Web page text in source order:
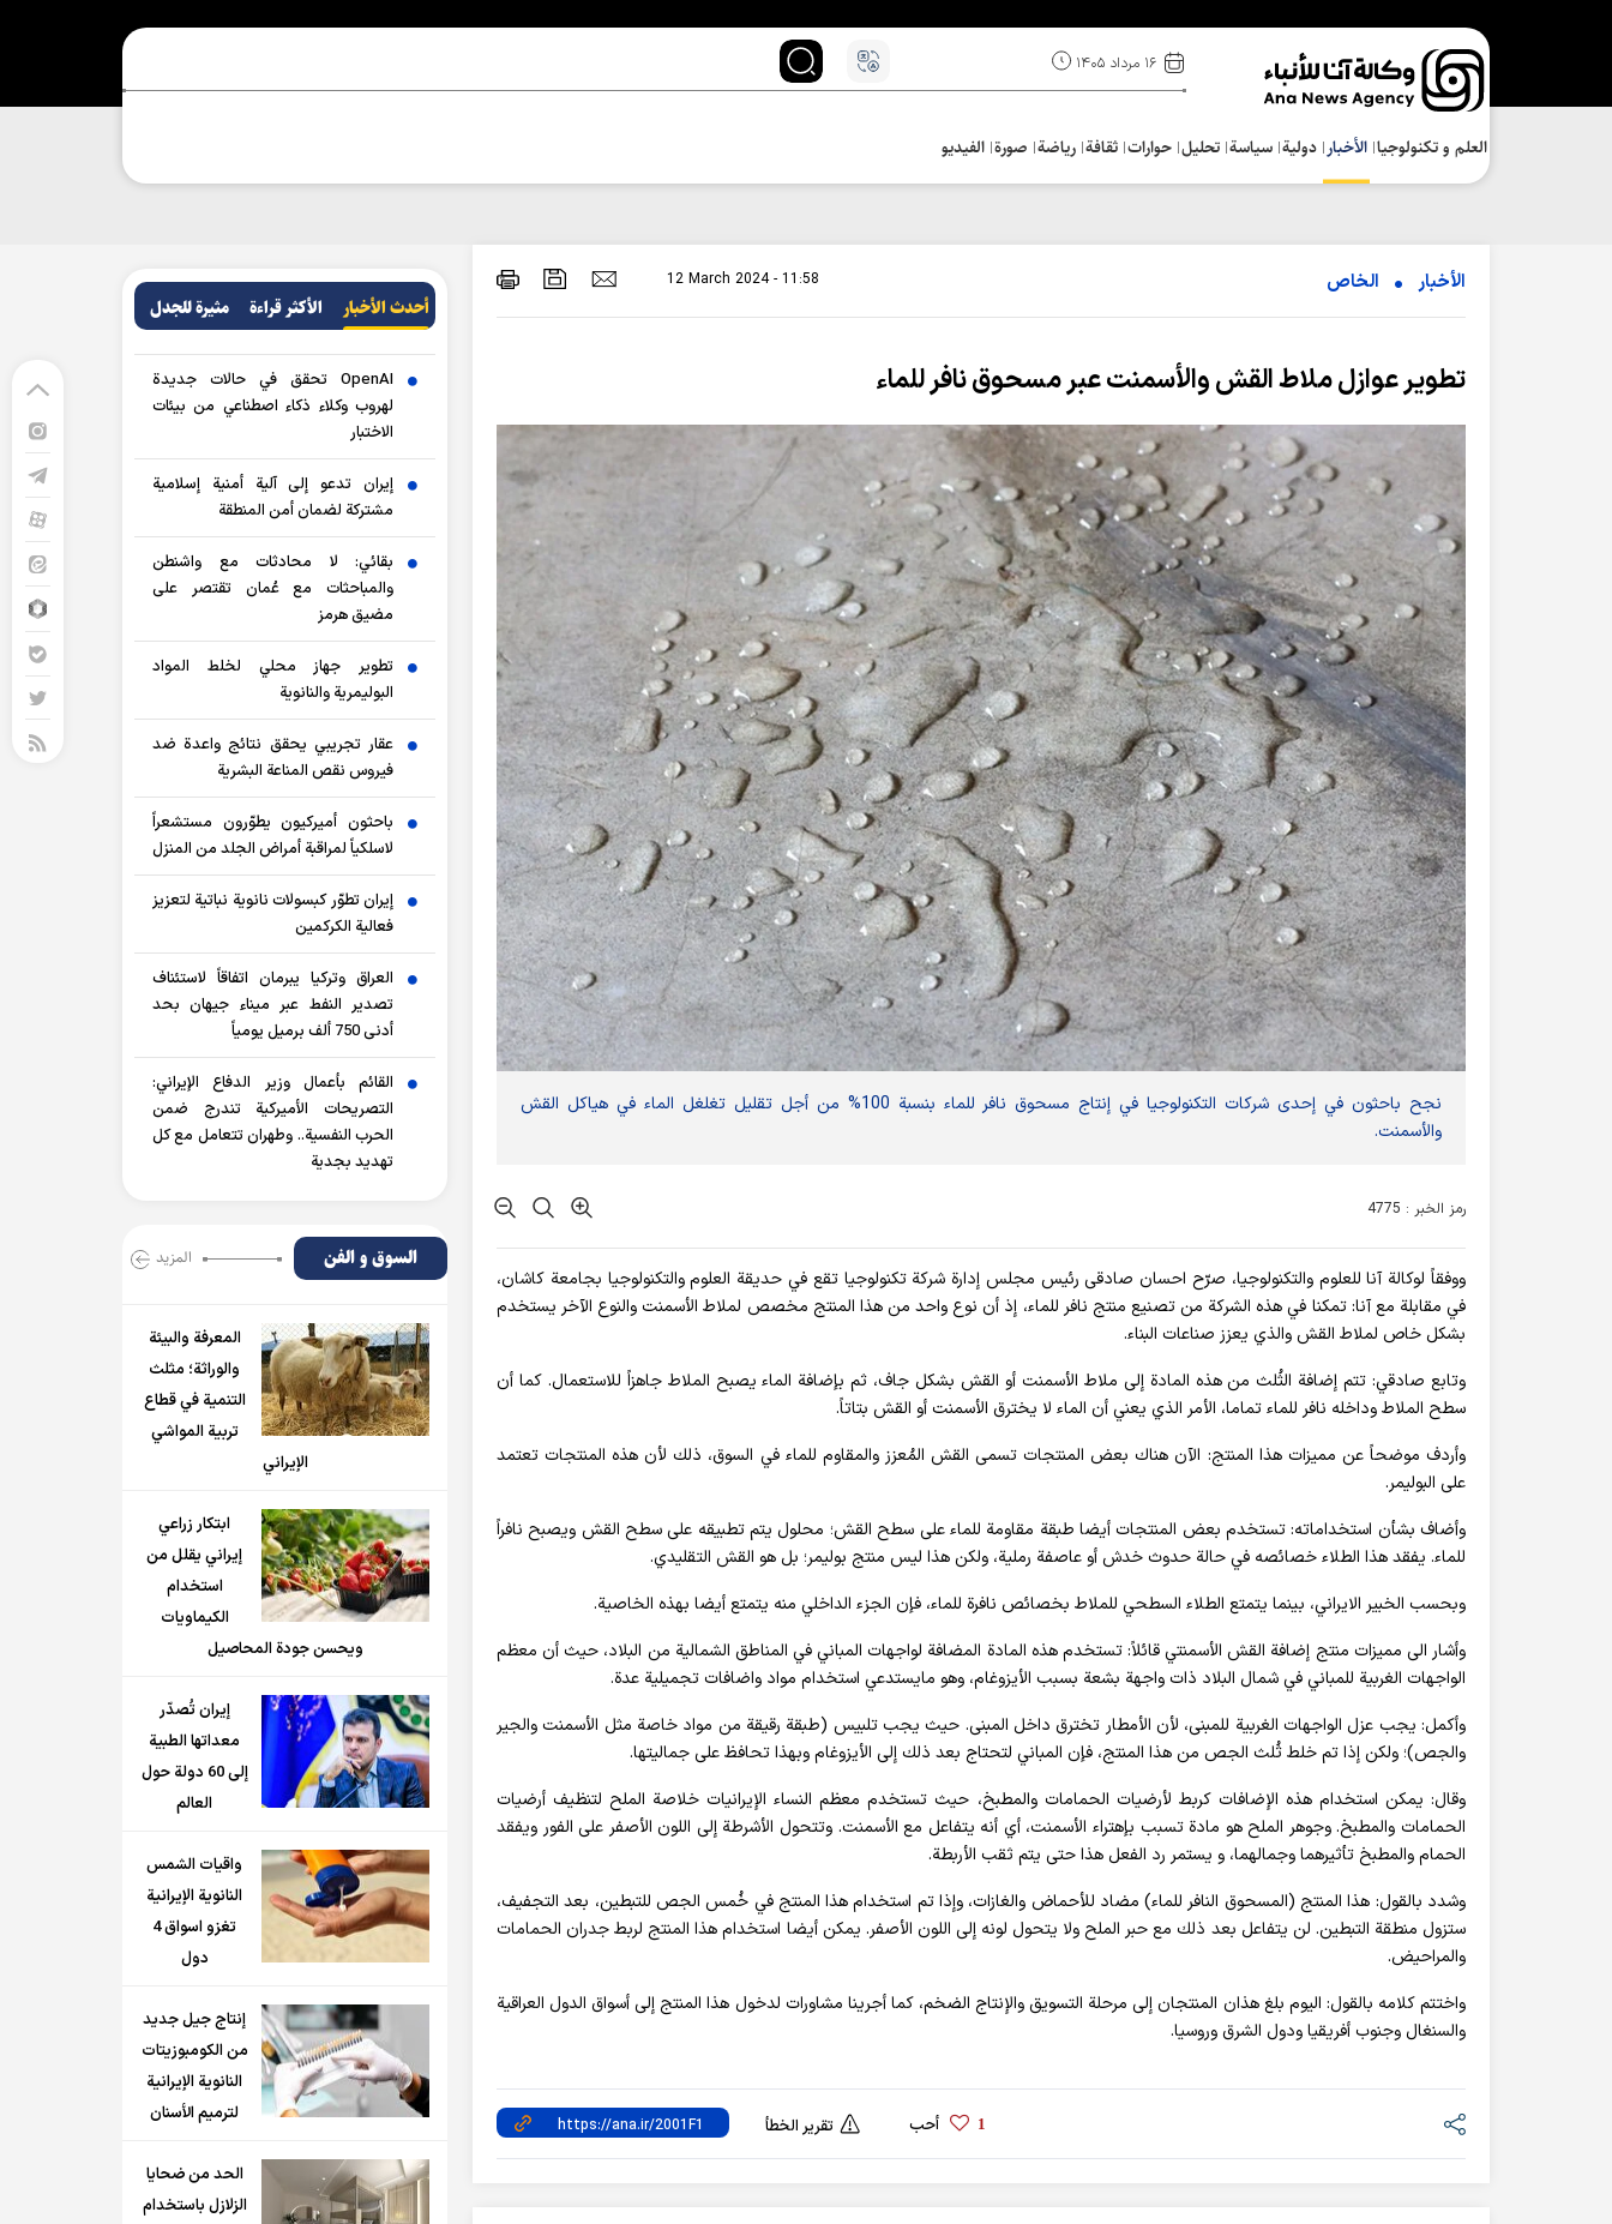
۱۶ مرداد ۱۴۰۵
العلم و تکنولوجیا الأخبار دولية سياسة تحلیل حوارات ثقافة رياضة صورة الفيديو
الأخبار الخاص 12 March 2024 - 11:58
تطوير عوازل ملاط ​​​​القش والأسمنت عبر مسحوق نافر للماء
نجح باحثون في إحدى شركات التكنولوجيا في إنتاج مسحوق نافر للماء بنسبة 100% من أجل تقليل تغلغل الماء في هياكل القش
والأسمنت.
رمز الخبر : 4775
ووفقاً لوكالة آنا للعلوم والتكنولوجيا، صرّح احسان صادقی رئيس مجلس إدارة شركة تكنولوجيا تقع في حديقة العلوم والتكنولوجيا بجامعة كاشان،
في مقابلة مع آنا: تمكنا في هذه الشركة من تصنيع منتج نافر للماء، إذ أن نوع واحد من هذا المنتج مخصص لملاط الأسمنت والنوع الآخر يستخدم
بشكل خاص لملاط القش والذي يعزز صناعات البناء.
وتابع صادقي: تتم إضافة الثُلث من هذه المادة إلى ملاط ​​الأسمنت أو القش بشكل جاف، ثم بإضافة الماء يصبح الملاط جاهزاً للاستعمال. كما أن
سطح الملاط وداخله نافر للماء تماما، الأمر الذي يعني أن الماء لا يخترق الأسمنت أو القش بتاتاً.
وأردف موضحاً عن مميزات هذا المنتج: الآن هناك بعض المنتجات تسمى القش المُعزز والمقاوم للماء في السوق، ذلك لأن هذه المنتجات تعتمد
على البوليمر.
وأضاف بشأن استخداماته: تستخدم بعض المنتجات أيضا طبقة مقاومة للماء على سطح القش؛ محلول يتم تطبيقه على سطح القش ويصبح نافراً
للماء. يفقد هذا الطلاء خصائصه في حالة حدوث خدش أو عاصفة رملية، ولكن هذا ليس منتج بوليمر؛ بل هو القش التقليدي.
وبحسب الخبير الايراني، بينما يتمتع الطلاء السطحي للملاط بخصائص نافرة للماء، فإن الجزء الداخلي منه يتمتع أيضا بهذه الخاصية.
وأشار الى مميزات منتج إضافة القش الأسمنتي قائلاً: تستخدم هذه المادة المضافة لواجهات المباني في المناطق الشمالية من البلاد، حيث أن معظم
الواجهات الغربية للمباني في شمال البلاد ذات واجهة بشعة بسبب الأيزوغام، وهو مايستدعي استخدام مواد واضافات تجميلية عدة.
وأكمل: يجب عزل الواجهات الغربية للمبنى، لأن الأمطار تخترق داخل المبنى. حيث يجب تلبيس (طبقة رقيقة من مواد خاصة مثل الأسمنت والجير
والجص)؛ ولكن إذا تم خلط ثُلث الجص من هذا المنتج، فإن المباني لتحتاج بعد ذلك إلى الأيزوغام وبهذا تحافظ على جماليتها.
وقال: يمكن استخدام هذه الإضافات كربط لأرضيات الحمامات والمطبخ، حيث تستخدم معظم النساء الإيرانيات خلاصة الملح لتنظيف أرضيات
الحمامات والمطبخ. وجوهر الملح هو مادة تسبب بإهتراء الأسمنت، أي أنه يتفاعل مع الأسمنت. وتتحول الأشرطة إلى اللون الأصفر على الفور ويفقد
الحمام والمطبخ تأثيرهما وجمالهما، و يستمر رد الفعل هذا حتى يتم ثقب الأربطة.
وشدد بالقول: هذا المنتج (المسحوق النافر للماء) مضاد للأحماض والغازات، وإذا تم استخدام هذا المنتج في خُمس الجص للتبطين، بعد التجفيف،
ستزول منطقة التبطين. لن يتفاعل بعد ذلك مع حبر الملح ولا يتحول لونه إلى اللون الأصفر. يمكن أيضا استخدام هذا المنتج لربط جدران الحمامات
والمراحيض.
واختتم كلامه بالقول: اليوم بلغ هذان المنتجان إلى مرحلة التسويق والإنتاج الضخم، كما أجرينا مشاورات لدخول هذا المنتج إلى أسواق الدول العراقية
والسنغال وجنوب أفريقيا ودول الشرق وروسيا.
1 أحب تقرير الخطأ
أحدث الأخبار الأکثر قراءة مثيرة للجدل
OpenAI تحقق في حالات جديدة
لهروب وكلاء ذكاء اصطناعي من بيئات
الاختبار
إيران تدعو إلى آلية أمنية إسلامية
مشتركة لضمان أمن المنطقة
بقائي: لا محادثات مع واشنطن
والمباحثات مع عُمان تقتصر على
مضيق هرمز
تطوير جهاز محلي لخلط المواد
البوليمرية والنانوية
عقار تجريبي يحقق نتائج واعدة ضد
فيروس نقص المناعة البشرية
باحثون أميركيون يطوّرون مستشعراً
لاسلكياً لمراقبة أمراض الجلد من المنزل
إيران تطوّر كبسولات نانوية نباتية لتعزيز
فعالية الكركمين
العراق وتركيا يبرمان اتفاقاً لاستئناف
تصدير النفط عبر ميناء جيهان بحد
أدنى 750 ألف برميل يومياً
القائم بأعمال وزير الدفاع الإيراني:
التصريحات الأميركية تندرج ضمن
الحرب النفسية.. وطهران تتعامل مع كل
تهديد بجدية
السوق و الفن المزید
المعرفة والبيئة
والوراثة؛ مثلث
التنمية في قطاع
تربية المواشي
الإيراني
ابتكار زراعي
إيراني يقلل من
استخدام
الكيماويات
ويحسن جودة المحاصيل
إيران تُصدّر
معداتها الطبية
إلى 60 دولة حول
العالم
واقيات الشمس
النانوية الإيرانية
تغزو اسواق 4
دول
إنتاج جيل جديد
من الكومبوزيتات
النانوية الإيرانية
لترميم الأسنان
الحد من ضحايا
الزلازل باستخدام